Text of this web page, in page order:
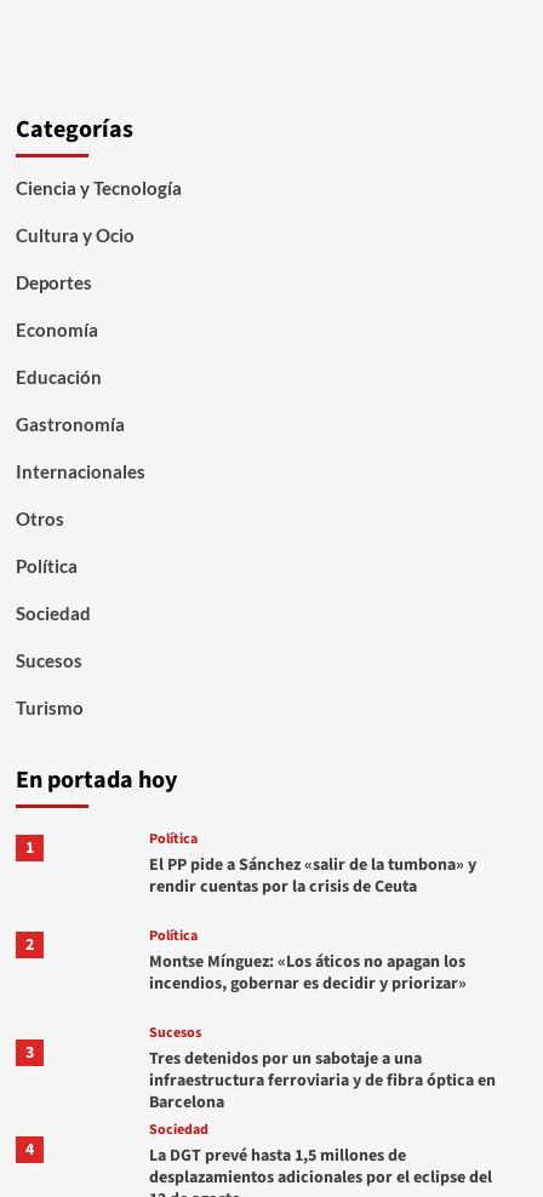
Categorías
Ciencia y Tecnología
Cultura y Ocio
Deportes
Economía
Educación
Gastronomía
Internacionales
Otros
Política
Sociedad
Sucesos
Turismo
En portada hoy
1 Política
El PP pide a Sánchez «salir de la tumbona» y
rendir cuentas por la crisis de Ceuta
2 Política
Montse Mínguez: «Los áticos no apagan los
incendios, gobernar es decidir y priorizar»
3
Sucesos
Tres detenidos por un sabotaje a una
infraestructura ferroviaria y de fibra óptica en
Barcelona
4
Sociedad
La DGT prevé hasta 1,5 millones de
desplazamientos adicionales por el eclipse del